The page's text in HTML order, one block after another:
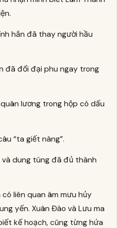
hắn đã thay người hầu
đã đổi đại phu ngay trong
lương trong hộp có dấu
“ta giết nàng”.
và dung túng đã đủ thành
liên quan âm mưu hủy
yến. Xuân Đào và Lưu ma
kế hoạch, cũng từng hứa